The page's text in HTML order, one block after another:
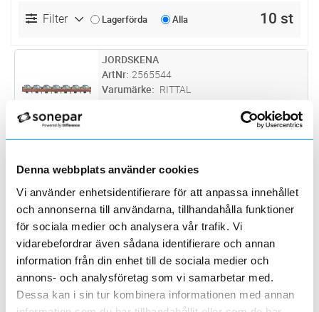
Denna webbplats använder cookies
Vi använder enhetsidentifierare för att anpassa innehållet
och annonserna till användarna, tillhandahålla funktioner
för sociala medier och analysera vår trafik. Vi
vidarebefordrar även sådana identifierare och annan
information från din enhet till de sociala medier och
annons- och analysföretag som vi samarbetar med.
Dessa kan i sin tur kombinera informationen med annan
Filter Lagerförda Alla 10 st
ST Lägg i kundvagn
JORDSKENA
ArtNr 2565544
Varumärke
RITTAL
längd om 2 m med 133 st. enskruvsöverfall.
ST Lägg i kundvagn
ÖVERFALL DUBBELT 50MM2
Varumärke RITTAL
ST Lägg i kundvagn
JORDSKENA EB S
ArtNr 2503743
Varumärke ENOC SYSTEM
Jordskena 3x15 mm. Längd 242 mm. 1 st M6
anslutningspunkt. 10 st M5
installationspunkter. 5 HE mellan
infästningspunkter. Kan fästas i hörnstolpen
FP Lägg i kundvagn
JORDNINGSKIT PATCHPANEL S-ONE